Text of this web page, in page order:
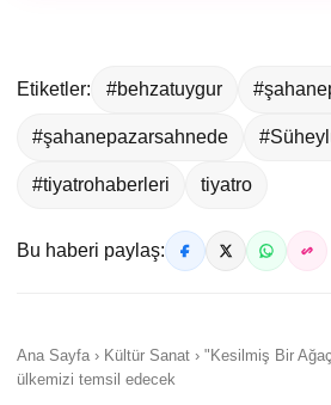
Etiketler: #behzatuygur
#şahanepazarsahnede
#tiyatrohaberleri tiyatro
Bu haberi paylaş:
Ana Sayfa › Kültür Sanat › "Kesilmiş Bir
ülkemizi temsil edecek